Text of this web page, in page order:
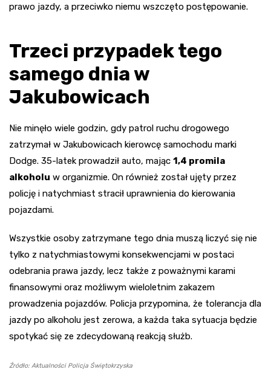
prawo jazdy, a przeciwko niemu wszczęto postępowanie.
Trzeci przypadek tego
samego dnia w
Jakubowicach
Nie minęło wiele godzin, gdy patrol ruchu drogowego
zatrzymał w Jakubowicach kierowcę samochodu marki
Dodge. 35-latek prowadził auto, mając 1,4 promila
alkoholu w organizmie. On również został ujęty przez
policję i natychmiast stracił uprawnienia do kierowania
pojazdami.
Wszystkie osoby zatrzymane tego dnia muszą liczyć się nie
tylko z natychmiastowymi konsekwencjami w postaci
odebrania prawa jazdy, lecz także z poważnymi karami
finansowymi oraz możliwym wieloletnim zakazem
prowadzenia pojazdów. Policja przypomina, że tolerancja dla
jazdy po alkoholu jest zerowa, a każda taka sytuacja będzie
spotykać się ze zdecydowaną reakcją służb.
Źródło: Aktualności Policja Świętokrzyska